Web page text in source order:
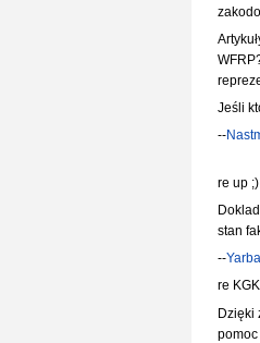
Jeśli
--
re up ;)
stan
--
re
Dzięki
pomoc